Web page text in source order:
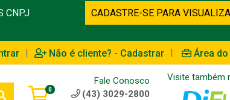
CNPJ
CADASTRE-SE PARA
| Não é cliente? - Cadastrar | Área
0
Fale Conosco
(43) 3029-2800
Visite também